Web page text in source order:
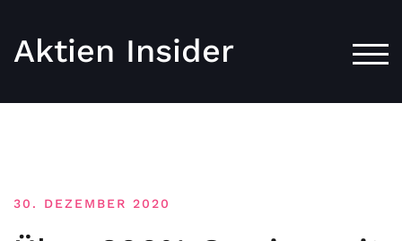
Aktien Insider
30. DEZEMBER 2020